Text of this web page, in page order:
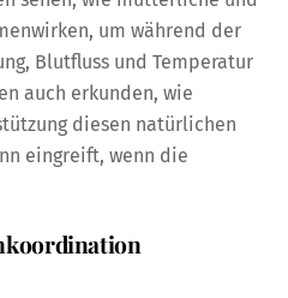
um während der
Blutfluss und Temperatur
auch erkunden, wie
diesen natürlichen
eingreift, wenn die